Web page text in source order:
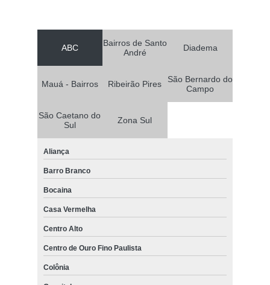
ABC
Bairros de Santo
André
Diadema
Mauá - Bairros Ribeirão Pires
São Bernardo do
Campo
São Caetano do
Sul
Zona Sul
Aliança
Barro Branco
Bocaina
Casa Vermelha
Centro Alto
Centro de Ouro Fino Paulista
Colônia